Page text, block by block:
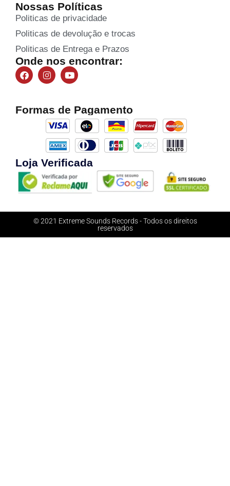
Nossas Políticas
Politicas de privacidade
Politicas de devolução e trocas
Politicas de Entrega e Prazos
Onde nos encontrar:
Formas de Pagamento
Loja Verificada
© 2021 Extreme Sounds Records - Todos os direitos
reservados